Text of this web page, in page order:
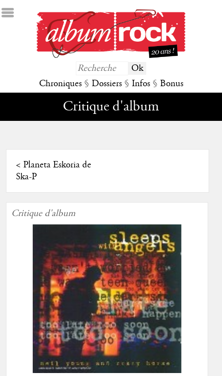
Chroniques § Dossiers § Infos § Bonus
Critique d'album
< Planeta Eskoria de
Ska-P
Critique d'album